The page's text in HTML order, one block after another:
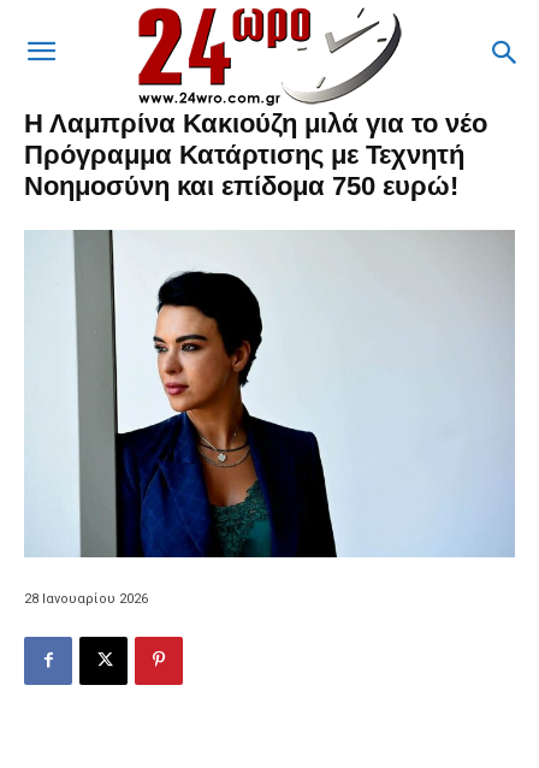
Η Λαμπρίνα Κακιούζη μιλά για το νέο
Πρόγραμμα Κατάρτισης με Τεχνητή
Νοημοσύνη και επίδομα 750 ευρώ!
28 Ιανουαρίου 2026